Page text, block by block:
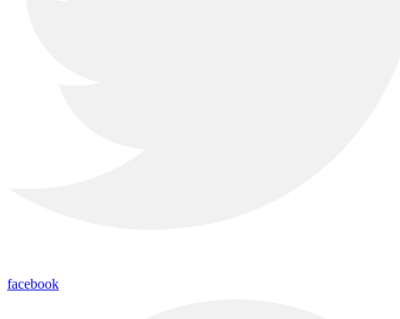
facebook